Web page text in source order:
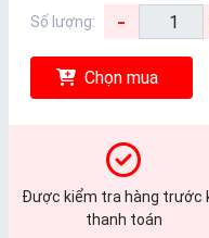
Số lượng: -
Chọn mua
Được kiểm tra hàng trước
thanh toán